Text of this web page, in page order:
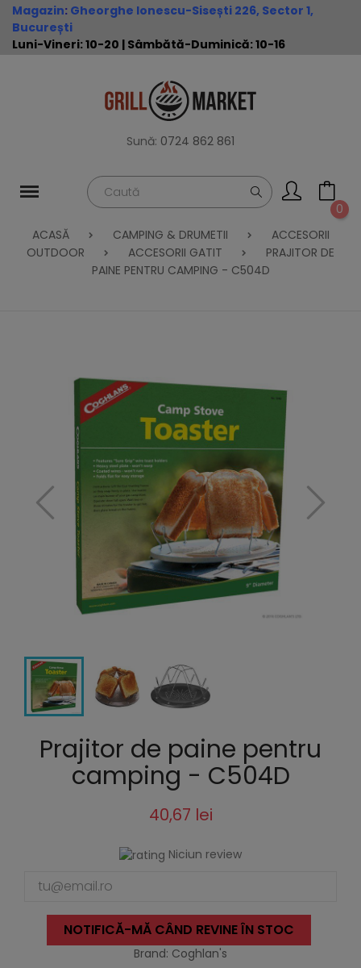
Magazin: Gheorghe Ionescu-Sisești 226, Sector 1,
București
Luni-Vineri: 10-20 | Sâmbătă-Duminică: 10-16
Sună: 0724 862 861
0
ACASĂ
CAMPING & DRUMETII
ACCESORII
OUTDOOR
ACCESORII GATIT
PRAJITOR DE
PAINE PENTRU CAMPING - C504D
Prajitor de paine pentru
camping - C504D
40,67 lei
Niciun review
NOTIFICĂ-MĂ CÂND REVINE ÎN STOC
Brand: Coghlan's